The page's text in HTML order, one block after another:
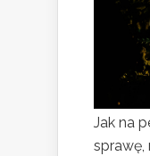
Jak na
sprawę,